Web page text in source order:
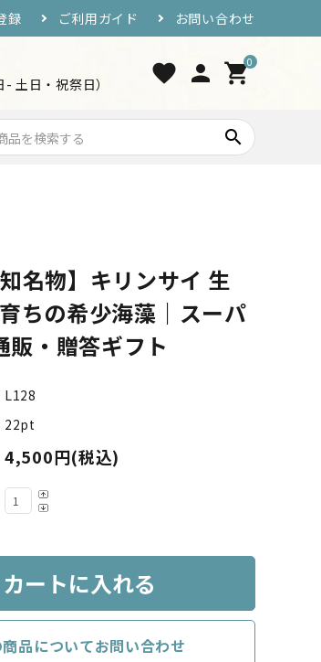
録 ご利用ガイド お問い合わせ
土日・祝祭日） favorite person 0
shopping_cart
工芸品・グッズ
search
名物】キリンサイ 生
ちの希少海藻｜スーパ
販・贈答ギフト
L128
22pt
4,500円(税込)
カートに入れる
商品についてお問い合わせ